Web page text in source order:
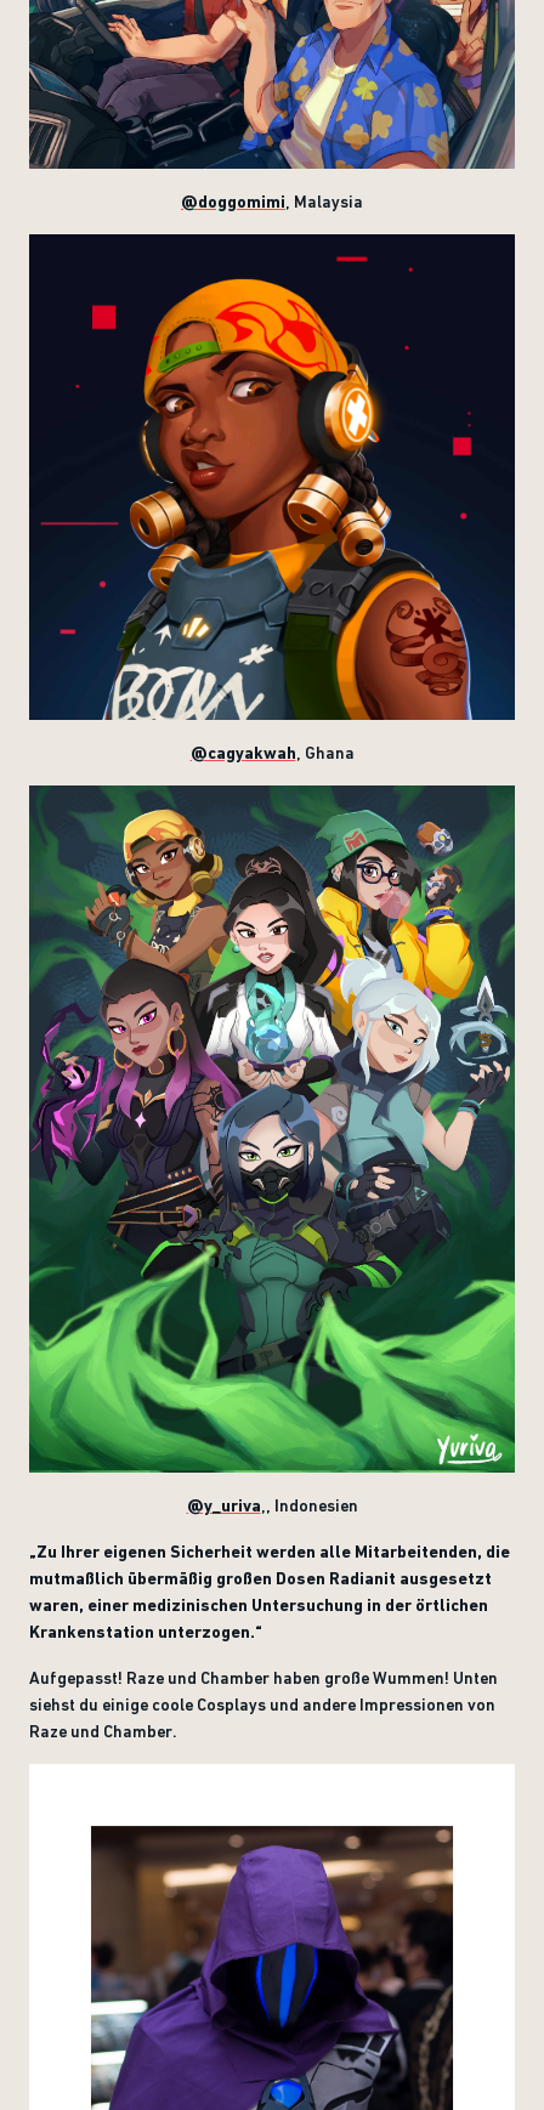
@doggomimi, Malaysia
@cagyakwah, Ghana
@y_uriva , Indonesien
„Zu Ihrer eigenen Sicherheit werden alle Mitarbeitenden, die
mutmaßlich übermäßig großen Dosen Radianit ausgesetzt
waren, einer medizinischen Untersuchung in der örtlichen
Krankenstation unterzogen.“
Aufgepasst! Raze und Chamber haben große Wummen! Unten
siehst du einige coole Cosplays und andere Impressionen von
Raze und Chamber.